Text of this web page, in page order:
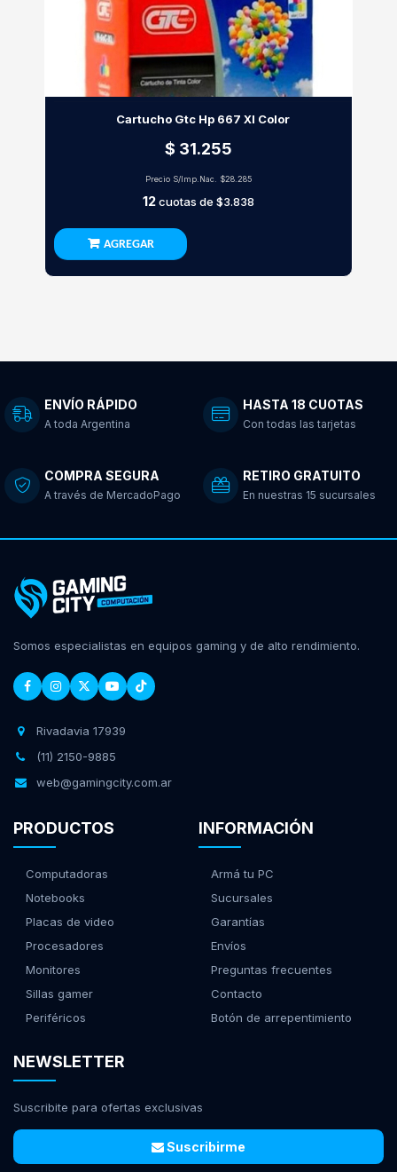
Cartucho Gtc Hp 667 Xl Color
$ 31.255
Precio S/Imp.Nac. $28.285
12cuotas de $3.838
AGREGAR
ENVÍO RÁPIDO
A toda Argentina
HASTA 18 CUOTAS
Con todas las tarjetas
COMPRA SEGURA
A través de MercadoPago
RETIRO GRATUITO
En nuestras 15 sucursales
Somos especialistas en equipos gaming y de alto rendimiento.
Rivadavia 17939
(11) 2150-9885
web@gamingcity.com.ar
PRODUCTOS
Computadoras
Notebooks
Placas de video
Procesadores
Monitores
Sillas gamer
Periféricos
INFORMACIÓN
Armá tu PC
Sucursales
Garantías
Envíos
Preguntas frecuentes
Contacto
Botón de arrepentimiento
NEWSLETTER
Suscribite para ofertas exclusivas
Suscribirme